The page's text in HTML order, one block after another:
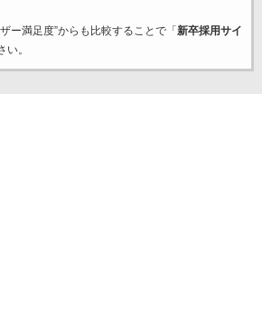
ー満足度”からも比較することで「 新卒採用サイ
い。